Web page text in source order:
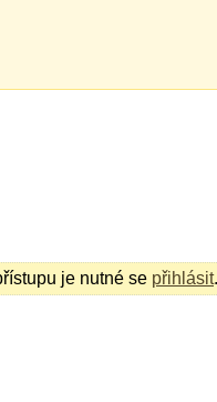
je nutné se přihlásit.